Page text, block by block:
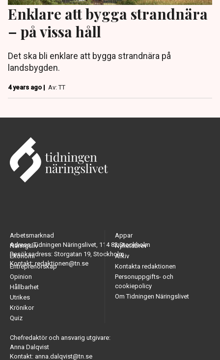
Enklare att bygga strandnära
– på vissa håll
Det ska bli enklare att bygga strandnära på
landsbygden.
4 years ago | Av: TT
Adress: Tidningen Näringslivet, 114 82 Stockholm
Besöksadress: Storgatan 19, Stockholm
Kontakt: redaktionen@tn.se
Arbetsmarknad
Näringsliv
Ekonomi
Entreprenörskap
Opinion
Hållbarhet
Utrikes
Krönikor
Quiz
Appar
Nyhetsbrev
Arkiv
Kontakta redaktionen
Personuppgifts- och
cookiepolicy
Om Tidningen Näringslivet
Chefredaktör och ansvarig utgivare:
Anna Dalqvist
Kontakt: anna.dalqvist@tn.se